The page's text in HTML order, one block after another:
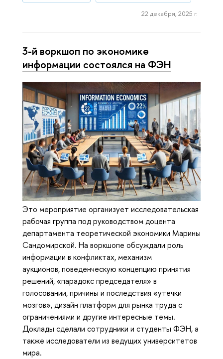
22 декабря, 2025 г.
3-й воркшоп по экономике
информации состоялся на ФЭН
Это мероприятие организует исследовательская
рабочая группа под руководством доцента
департамента теоретической экономики Марины
Сандомирской. На воркшопе обсуждали роль
информации в конфликтах, механизм
аукционов, поведенческую концепцию принятия
решений, «парадокс председателя» в
голосовании, причины и последствия «утечки
мозгов», дизайн платформ для рынка труда с
ограничениями и другие интересные темы.
Доклады сделали сотрудники и студенты ФЭН, а
также исследователи из ведущих университетов
мира.